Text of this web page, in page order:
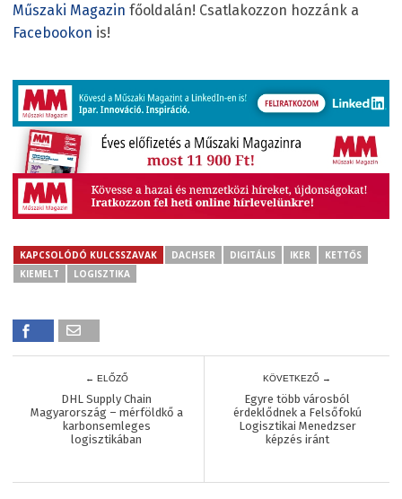
Műszaki Magazin főoldalán! Csatlakozzon hozzánk a
Facebookon is!
KAPCSOLÓDÓ KULCSSZAVAK DACHSER DIGITÁLIS IKER
KETTŐS
KIEMELT
LOGISZTIKA
← ELŐZŐ
DHL Supply Chain
Magyarország – mérföldkő a
karbonsemleges
logisztikában
KÖVETKEZŐ →
Egyre több városból
érdeklődnek a Felsőfokú
Logisztikai Menedzser
képzés iránt